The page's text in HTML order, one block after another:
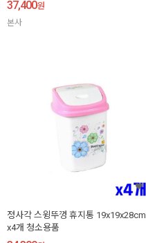
37,400원
본사
정사각 스윙뚜껑 휴지통 19x19x28cm
x4개 청소용품